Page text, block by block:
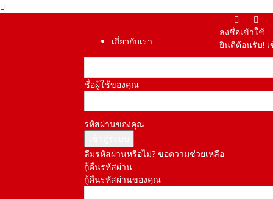
เกี่ยวกับเรา
ลงชื่อเข้าใช้
ยินดีต้อนรับ!
ชื่อผู้ใช้ของคุณ
รหัสผ่านของคุณ
ลืมรหัสผ่านหรือไม่? ขอความช่วยเหลือ
กู้คืนรหัสผ่าน
กู้คืนรหัสผ่านของคุณ